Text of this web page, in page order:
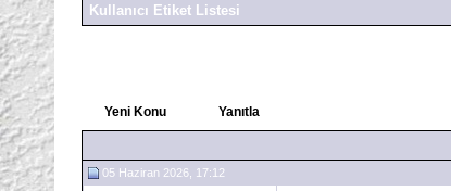
Kullanıcı Etiket Listesi
Yeni Konu Yanıtla
05 Haziran 2026, 17:12